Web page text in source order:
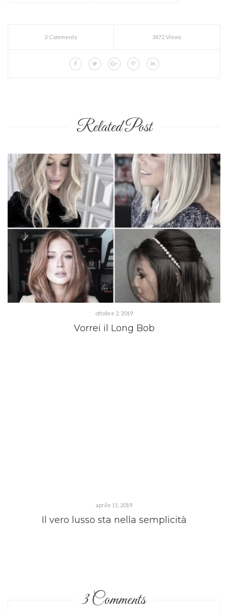
3 Comments 3472 Views
Related Post
ottobre 2, 2019
Vorrei il Long Bob
aprile 11, 2019
Il vero lusso sta nella semplicità
3 Comments